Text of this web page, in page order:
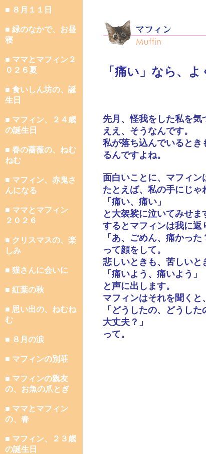
■ ８月１１日
■ 緑のなかで、お昼
寝
■ ママとマフィン２
０２６夏
■ 食いしん坊の、誕
生日
■ マフィン、２４歳
の誕生日
■ 春の薔薇の、ねむ
ねむ
■ マフィン、赤鬼さ
んになる
■ ママとマフィン
２０２６
■ クリスマスの、楽
しみ
■ 猫さんに会いに
■ 紅葉の秋
■ 思い出の、ねむね
む
■ ８月の涙
■ マフィンの別荘
■ マフィンの親友
の、お魚の爪とぎ
■ ママとマフィン
の、春
■ マフィン、２３歳
の誕生日
「痛い」なら、
先月、怪我をした私を気
ええ、そうなんです。
私が落ち込んでいるとき
るんですよね。
面白いことに、マフィン
たとえば、私の手にじゃ
「痛い、痛い」
と大袈裟に泣いてみせま
するとマフィンは我に返
「あ、ごめん、痛かった
って顔をして。
悲しいときも、苦しいと
「痛いよう、痛いよう」
と声に出します。
マフィンはそれを聞くと
「どうしたの、どうした
大丈夫？」
って。